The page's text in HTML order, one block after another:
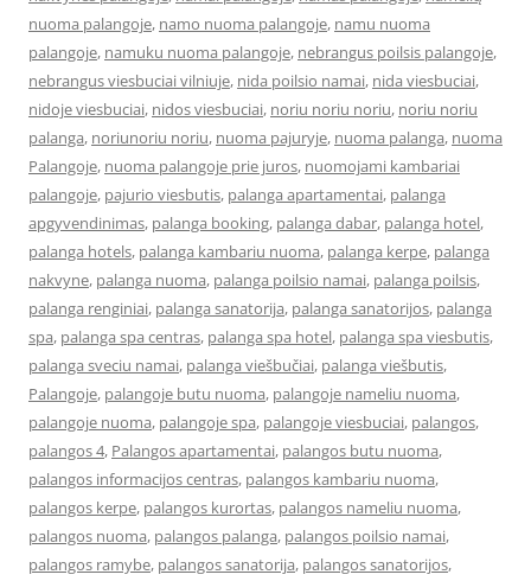
nuoma palangoje, namo nuoma palangoje, namu nuoma
palangoje, namuku nuoma palangoje, nebrangus poilsis palangoje,
nebrangus viesbuciai vilniuje, nida poilsio namai, nida viesbuciai,
nidoje viesbuciai, nidos viesbuciai, noriu noriu noriu, noriu noriu
palanga, noriunoriu noriu, nuoma pajuryje, nuoma palanga, nuoma
Palangoje, nuoma palangoje prie juros, nuomojami kambariai
palangoje, pajurio viesbutis, palanga apartamentai, palanga
apgyvendinimas, palanga booking, palanga dabar, palanga hotel,
palanga hotels, palanga kambariu nuoma, palanga kerpe, palanga
nakvyne, palanga nuoma, palanga poilsio namai, palanga poilsis,
palanga renginiai, palanga sanatorija, palanga sanatorijos, palanga
spa, palanga spa centras, palanga spa hotel, palanga spa viesbutis,
palanga sveciu namai, palanga viešbučiai, palanga viešbutis,
Palangoje, palangoje butu nuoma, palangoje nameliu nuoma,
palangoje nuoma, palangoje spa, palangoje viesbuciai, palangos,
palangos 4, Palangos apartamentai, palangos butu nuoma,
palangos informacijos centras, palangos kambariu nuoma,
palangos kerpe, palangos kurortas, palangos nameliu nuoma,
palangos nuoma, palangos palanga, palangos poilsio namai,
palangos ramybe, palangos sanatorija, palangos sanatorijos,